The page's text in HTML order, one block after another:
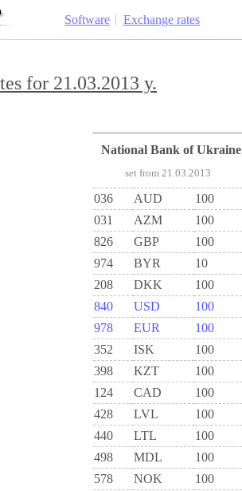
Software Exchange rates
for 21.03.2013 y.
National Bank of Ukraine
set from 21.03.2013
036 AUD 100
031
AZM 100
826
GBP 100
974
BYR 10
208
DKK 100
840
USD 100
978
EUR 100
352
ISK 100
398
KZT 100
124
CAD 100
428
LVL 100
440
LTL 100
498
MDL 100
578
NOK 100